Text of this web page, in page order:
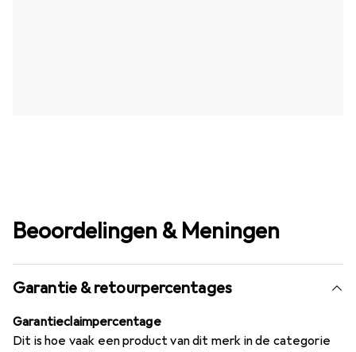
Beoordelingen & Meningen
Garantie & retourpercentages
Garantieclaimpercentage
Dit is hoe vaak een product van dit merk in de categorie